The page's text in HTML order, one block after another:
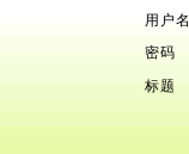
用户名
密码
标题